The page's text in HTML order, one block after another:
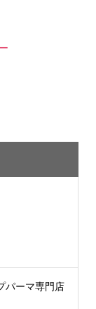
パーマ専門店